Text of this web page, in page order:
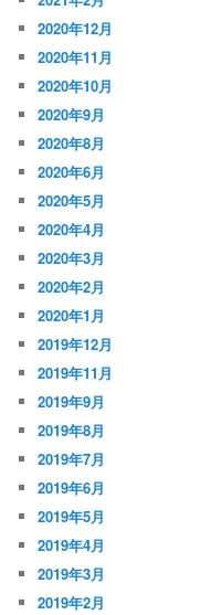
2020年12月
2020年11月
2020年10月
2020年9月
2020年8月
2020年6月
2020年5月
2020年4月
2020年3月
2020年2月
2020年1月
2019年12月
2019年11月
2019年9月
2019年8月
2019年7月
2019年6月
2019年5月
2019年4月
2019年3月
2019年2月